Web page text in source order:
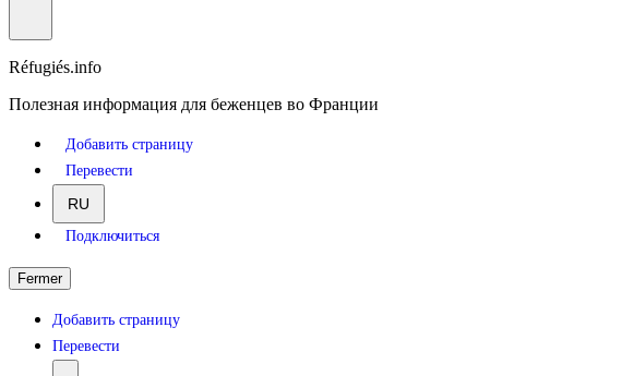
Réfugiés.info
Полезная информация для беженцев во Франции
Добавить страницу
Перевести
RU
Подключиться
Fermer
Добавить страницу
Перевести